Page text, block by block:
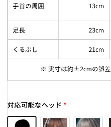
手首の周囲 13cm
足長 23cm
くるぶし 21cm
※ 実寸は約±2cmの誤差
対応可能なヘッド *